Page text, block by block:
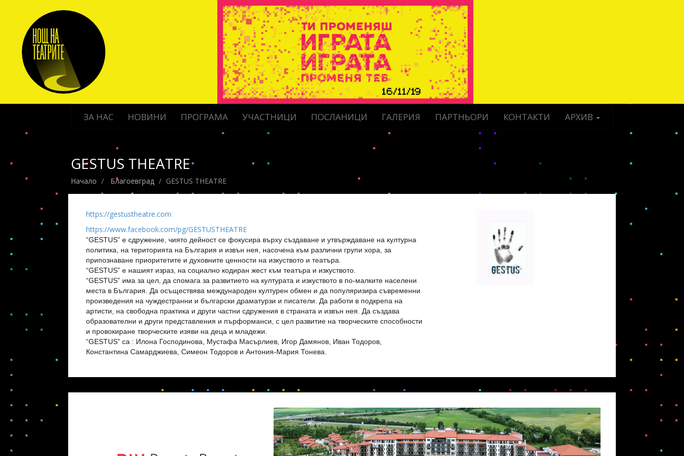
ЗА НАС НОВИНИ ПРОГРАМА УЧАСТНИЦИ ПОСЛАНИЦИ ГАЛЕРИЯ ПАРТНЬОРИ КОНТАКТИ АРХИВ
GESTUS THEATRE
Начало Благоевград GESTUS THEATRE
https://gestustheatre.com
https://www.facebook.com/pg/GESTUSTHEATRE
“GESTUS” е сдружение, чиято дейност се фокусира върху създаване и утвърждаване на културна
политика, на територията на България и извън нея, насочена към различни групи хора, за
припознаване приоритетите и духовните ценности на изкуството и театъра.
“GESTUS” е нашият израз, на социално кодиран жест към театъра и изкуството.
“GESTUS” има за цел, да спомага за развитието на културата и изкуството в по-малките населени
места в България. Да осъществява международен културен обмен и да популяризира съвременни
произведения на чуждестранни и български драматурзи и писатели. Да работи в подкрепа на
артисти, на свободна практика и други частни сдружения в страната и извън нея. Да създава
образователни и други представления и пърформанси, с цел развитие на творческите способности
и провокиране творческите изяви на деца и младежи.
“GESTUS” са : Илона Господинова, Мустафа Масърлиев, Игор Дамянов, Иван Тодоров,
Константина Самарджиева, Симеон Тодоров и Антония-Мария Тонева.